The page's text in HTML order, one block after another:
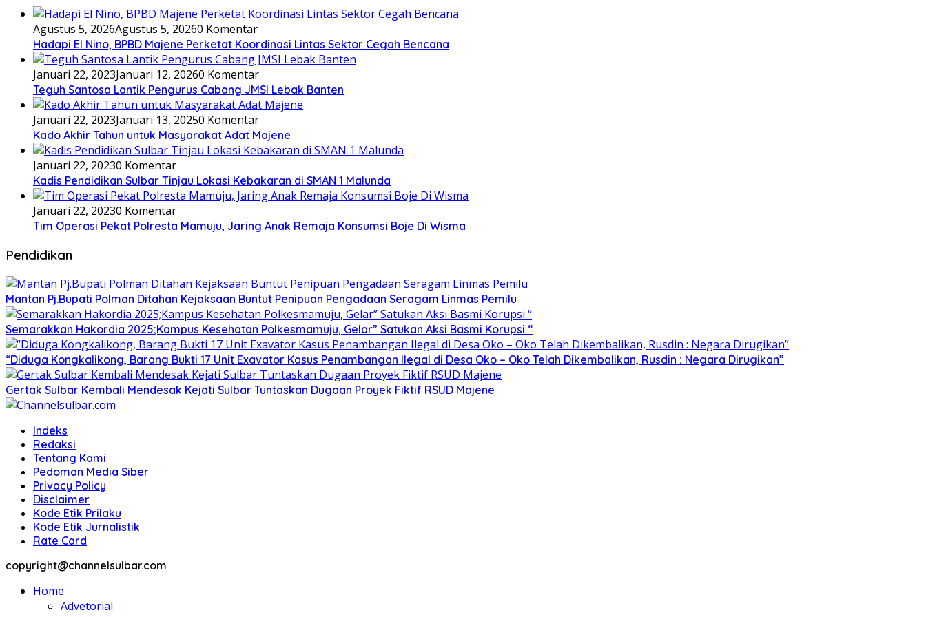
Agustus 5, 2026Agustus 5, 20260 Komentar
Hadapi El Nino, BPBD Majene Perketat Koordinasi Lintas Sektor Cegah Bencana
Januari 22, 2023Januari 12, 20260 Komentar
Teguh Santosa Lantik Pengurus Cabang JMSI Lebak Banten
Januari 22, 2023Januari 13, 20250 Komentar
Kado Akhir Tahun untuk Masyarakat Adat Majene
Januari 22, 20230 Komentar
Kadis Pendidikan Sulbar Tinjau Lokasi Kebakaran di SMAN 1 Malunda
Januari 22, 20230 Komentar
Tim Operasi Pekat Polresta Mamuju, Jaring Anak Remaja Konsumsi Boje Di Wisma
Pendidikan
Mantan Pj.Bupati Polman Ditahan Kejaksaan Buntut Penipuan Pengadaan Seragam Linmas Pemilu
Semarakkan Hakordia 2025;Kampus Kesehatan Polkesmamuju, Gelar” Satukan Aksi Basmi Korupsi “
“Diduga Kongkalikong, Barang Bukti 17 Unit Exavator Kasus Penambangan Ilegal di Desa Oko – Oko Telah Dikembalikan, Rusdin : Negara Dirugikan”
Gertak Sulbar Kembali Mendesak Kejati Sulbar Tuntaskan Dugaan Proyek Fiktif RSUD Majene
Indeks
Redaksi
Tentang Kami
Pedoman Media Siber
Privacy Policy
Disclaimer
Kode Etik Prilaku
Kode Etik Jurnalistik
Rate Card
copyright@channelsulbar.com
Home
Advetorial